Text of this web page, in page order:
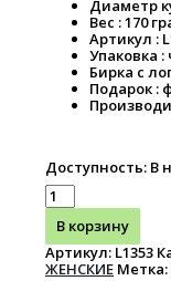
Диаметр
Вес : 170
Артикул :
Упаковка
Бирка с
Подарок :
Доступность: В
В корзину
Артикул: L1353
ЖЕНСКИЕ Метка: